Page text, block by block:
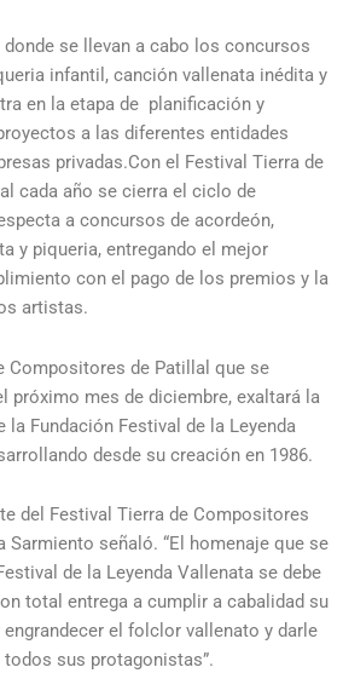
se llevan a cabo los concursos
infantil, canción vallenata inédita y
en la etapa de planificación y
a las diferentes entidades
privadas.Con el Festival Tierra de
cada año se cierra el ciclo de
a concursos de acordeón,
y piqueria, entregando el mejor
con el pago de los premios y la
artistas.
Compositores de Patillal que se
próximo mes de diciembre, exaltará la
la Fundación Festival de la Leyenda
desde su creación en 1986.
del Festival Tierra de Compositores
Sarmiento señaló. “El homenaje que se
de la Leyenda Vallenata se debe
total entrega a cumplir a cabalidad su
engrandecer el folclor vallenato y darle
sus protagonistas”.